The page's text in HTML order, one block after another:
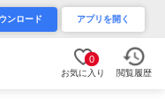
ンロード アプリを開く
0
お気に入り 閲覧履歴